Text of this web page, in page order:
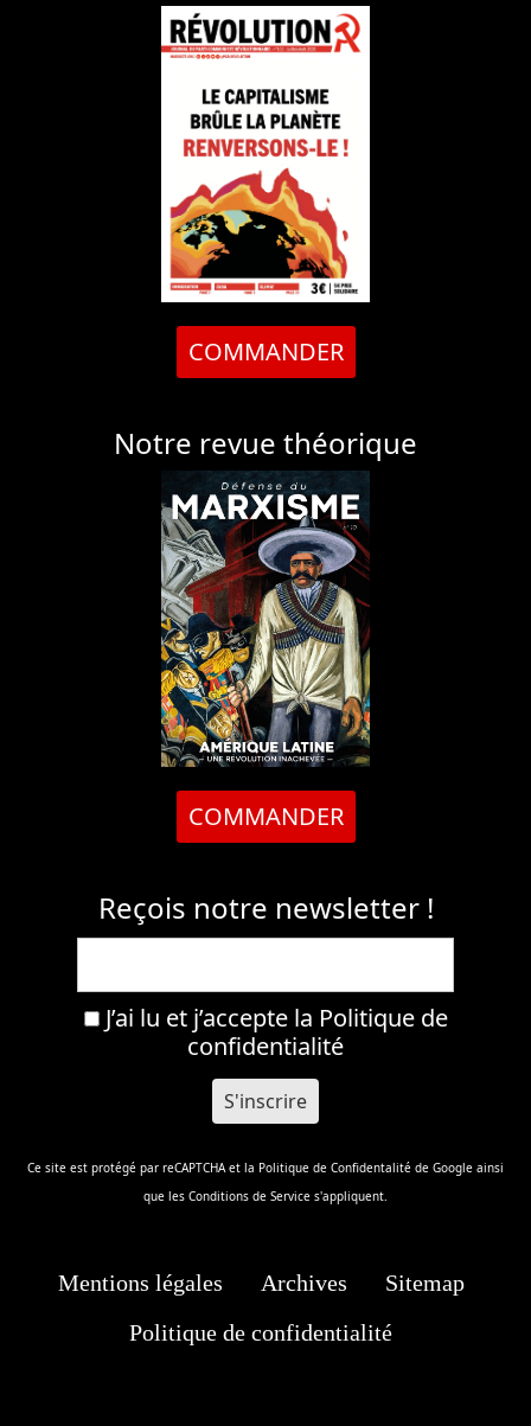
COMMANDER
Notre revue théorique
COMMANDER
Reçois notre newsletter !
J’ai lu et j’accepte la Politique de
confidentialité
Ce site est protégé par reCAPTCHA et la Politique de Confidentalité de Google ainsi
que les Conditions de Service s'appliquent.
Mentions légales Archives
Sitemap
Politique de confidentialité